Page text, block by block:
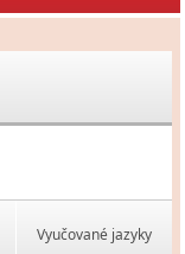
Vyučované jazyky